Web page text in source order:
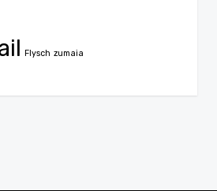
Flysch zumaia